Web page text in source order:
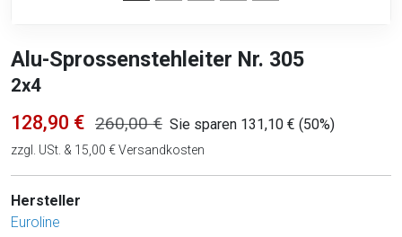
Alu-Sprossenstehleiter Nr. 305
2x4
128,90 € 260,00 € Sie sparen 131,10 € (50%)
zzgl. USt. & 15,00 € Versandkosten
Hersteller
Euroline